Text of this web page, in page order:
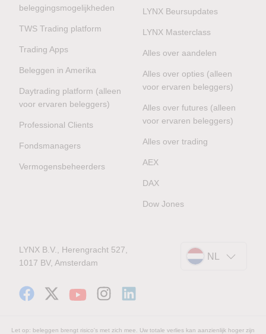
beleggingsmogelijkheden
TWS Trading platform
Trading Apps
Beleggen in Amerika
Daytrading platform (alleen
voor ervaren beleggers)
Professional Clients
Fondsmanagers
Vermogensbeheerders
LYNX Beursupdates
LYNX Masterclass
Alles over aandelen
Alles over opties (alleen
voor ervaren beleggers)
Alles over futures (alleen
voor ervaren beleggers)
Alles over trading
AEX
DAX
Dow Jones
LYNX B.V., Herengracht 527,
1017 BV, Amsterdam
NL
Let op: beleggen brengt risico's met zich mee. Uw totale verlies kan aanzienlijk hoger zijn